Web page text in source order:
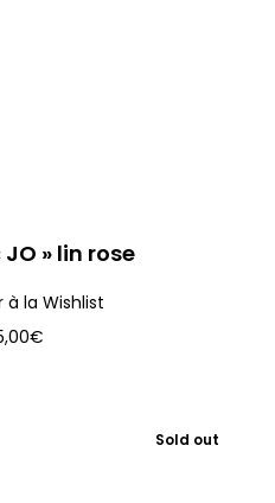
» lin rose
à la Wishlist
€
Sold out